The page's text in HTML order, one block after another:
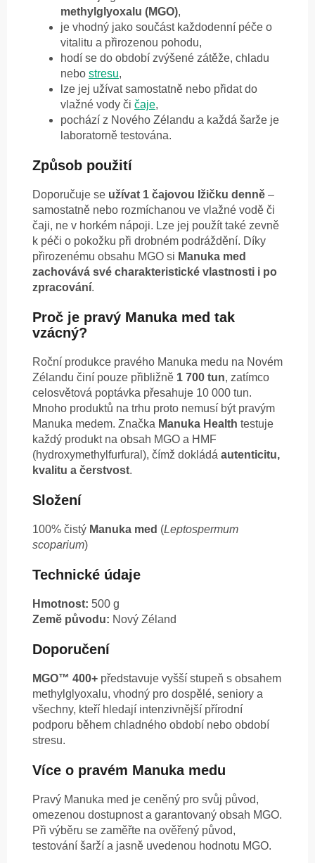
methylglyoxalu (MGO),
je vhodný jako součást každodenní péče o
vitalitu a přirozenou pohodu,
hodí se do období zvýšené zátěže, chladu
nebo stresu,
lze jej užívat samostatně nebo přidat do
vlažné vody či čaje,
pochází z Nového Zélandu a každá šarže je
laboratorně testována.
Způsob použití
Doporučuje se užívat 1 čajovou lžičku denně –
samostatně nebo rozmíchanou ve vlažné vodě či
čaji, ne v horkém nápoji. Lze jej použít také zevně
k péči o pokožku při drobném podráždění. Díky
přirozenému obsahu MGO si Manuka med
zachovává své charakteristické vlastnosti i po
zpracování.
Proč je pravý Manuka med tak
vzácný?
Roční produkce pravého Manuka medu na Novém
Zélandu činí pouze přibližně 1 700 tun, zatímco
celosvětová poptávka přesahuje 10 000 tun.
Mnoho produktů na trhu proto nemusí být pravým
Manuka medem. Značka Manuka Health testuje
každý produkt na obsah MGO a HMF
(hydroxymethylfurfural), čímž dokládá autenticitu,
kvalitu a čerstvost.
Složení
100% čistý Manuka med (Leptospermum
scoparium)
Technické údaje
Hmotnost: 500 g
Země původu: Nový Zéland
Doporučení
MGO™ 400+ představuje vyšší stupeň s obsahem
methylglyoxalu, vhodný pro dospělé, seniory a
všechny, kteří hledají intenzivnější přírodní
podporu během chladného období nebo období
stresu.
Více o pravém Manuka medu
Pravý Manuka med je ceněný pro svůj původ,
omezenou dostupnost a garantovaný obsah MGO.
Při výběru se zaměřte na ověřený původ,
testování šarží a jasně uvedenou hodnotu MGO.